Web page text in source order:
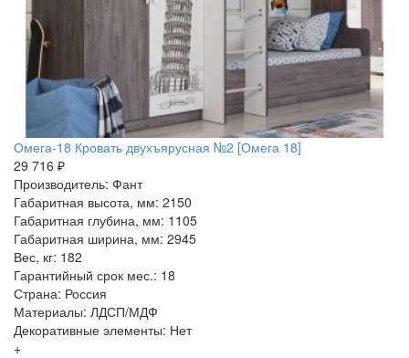
Омега-18 Кровать двухъярусная №2 [Омега 18]
29 716 ₽
Производитель: Фант
Габаритная высота, мм: 2150
Габаритная глубина, мм: 1105
Габаритная ширина, мм: 2945
Вес, кг: 182
Гарантийный срок мес.: 18
Страна: Россия
Материалы: ЛДСП/МДФ
Декоративные элементы: Нет
+